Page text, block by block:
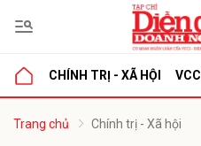
CHÍNH TRỊ - XÃ HỘI VCCI
Trang chủ Chính trị - Xã hội
luận